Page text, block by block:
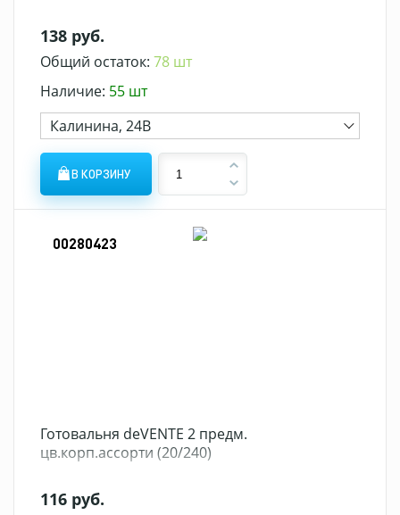
138 руб.
Общий остаток: 78 шт
Наличие: 55 шт
Калинина, 24В
В КОРЗИНУ
00280423
Готовальня deVENTE 2 предм.
цв.корп.ассорти (20/240)
116 руб.